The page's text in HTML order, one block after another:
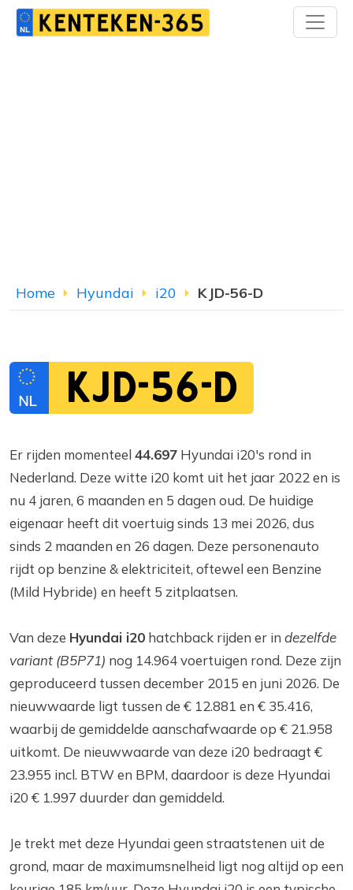
Home Hyundai i20 KJD-56-D
KJD-56-D
Er rijden momenteel 44.697 Hyundai i20's rond in
Nederland. Deze witte i20 komt uit het jaar 2022 en is
nu 4 jaren, 6 maanden en 5 dagen oud. De huidige
eigenaar heeft dit voertuig sinds 13 mei 2026, dus
sinds 2 maanden en 26 dagen. Deze personenauto
rijdt op benzine & elektriciteit, oftewel een Benzine
(Mild Hybride) en heeft 5 zitplaatsen.
Van deze Hyundai i20 hatchback rijden er in dezelfde
variant (B5P71) nog 14.964 voertuigen rond. Deze zijn
geproduceerd tussen december 2015 en juni 2026. De
nieuwwaarde ligt tussen de € 12.881 en € 35.416,
waarbij de gemiddelde aanschafwaarde op € 21.958
uitkomt. De nieuwwaarde van deze i20 bedraagt €
23.955 incl. BTW en BPM, daardoor is deze Hyundai
i20 € 1.997 duurder dan gemiddeld.
Je trekt met deze Hyundai geen straatstenen uit de
grond, maar de maximumsnelheid ligt nog altijd op een